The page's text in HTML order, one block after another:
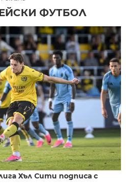
ФУТБОЛ
Хъл Сити подписа с